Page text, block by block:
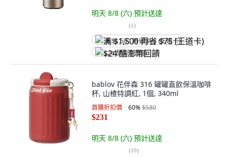
明天 8/8 (六) 預計送達
(1)
满 $1,500 再省 $75 (王道卡)
$24 酷澎幣回饋
bablov 花伴森 316 罐罐直飲保溫咖啡
杯, 山楂特調紅, 1個, 340ml
首購折扣價 60%$580
$231
明天 8/8 (六) 預計送達
(10)